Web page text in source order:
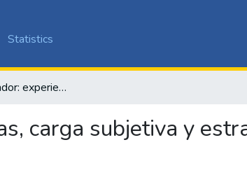
Statistics
El ser del cuidador: experiencias subjetivas, carga subjetiva y estrategias de afrontamiento del cuidador informal
carga subjetiva y